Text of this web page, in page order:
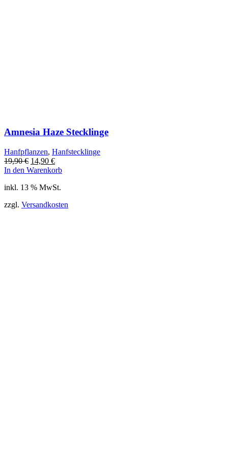
Amnesia Haze Stecklinge
Hanfpflanzen, Hanfstecklinge
19,90€ Ursprünglicher
Preis
19,90 €
14,90 €Aktueller
Preis
14,90 €.
In den Warenkorb
inkl. 13 % MwSt.
zzgl. Versandkosten